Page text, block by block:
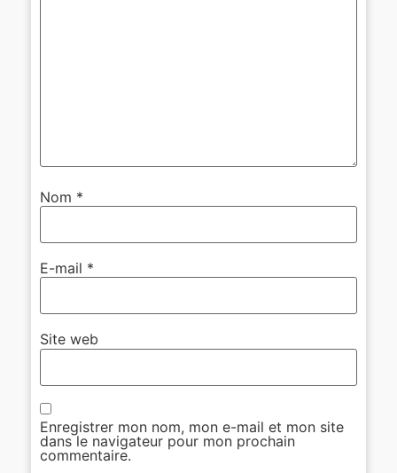
Nom *
E-mail *
Site web
Enregistrer mon nom, mon e-mail et mon site
dans le navigateur pour mon prochain
commentaire.